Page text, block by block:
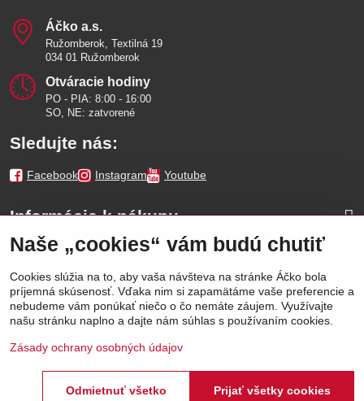
Áčko a​.s​.
Ružomberok, Textilná 19
034 01 Ružomberok
Otváracie hodiny
PO - PIA: 8:00 - 16:00
SO, NE: zatvorené
Sledujte nás:
Facebook Instagram Youtube
Informácie k nákupu
Naše značky
Výhody
Naše „cookies“ vám budú chutiť
Cookies slúžia na to, aby vaša návšteva na stránke Áčko bola
príjemná skúsenosť. Vďaka nim si zapamätáme vaše preferencie a
nebudeme vám ponúkať niečo o čo nemáte záujem. Využívajte
našu stránku naplno a dajte nám súhlas s používaním cookies.
Zásady ochrany osobných údajov
Prijať všetky cookies
Odmietnuť všetko